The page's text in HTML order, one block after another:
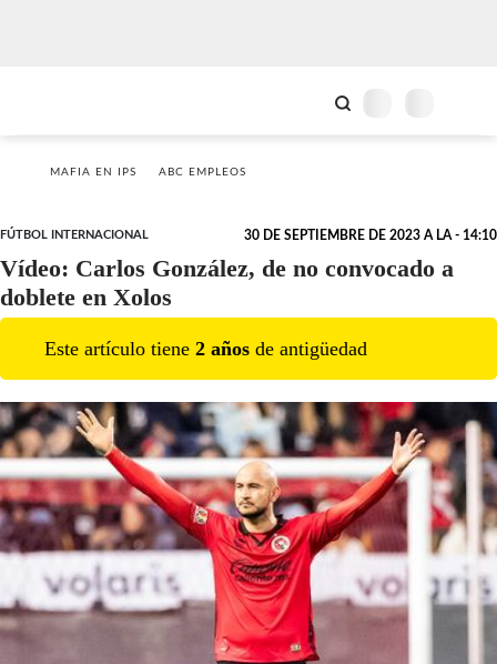
MAFIA EN IPS ABC EMPLEOS
FÚTBOL INTERNACIONAL 30 DE SEPTIEMBRE DE 2023 A LA - 14:10
Vídeo: Carlos González, de no convocado a
doblete en Xolos
Este artículo tiene 2 años de antigüedad